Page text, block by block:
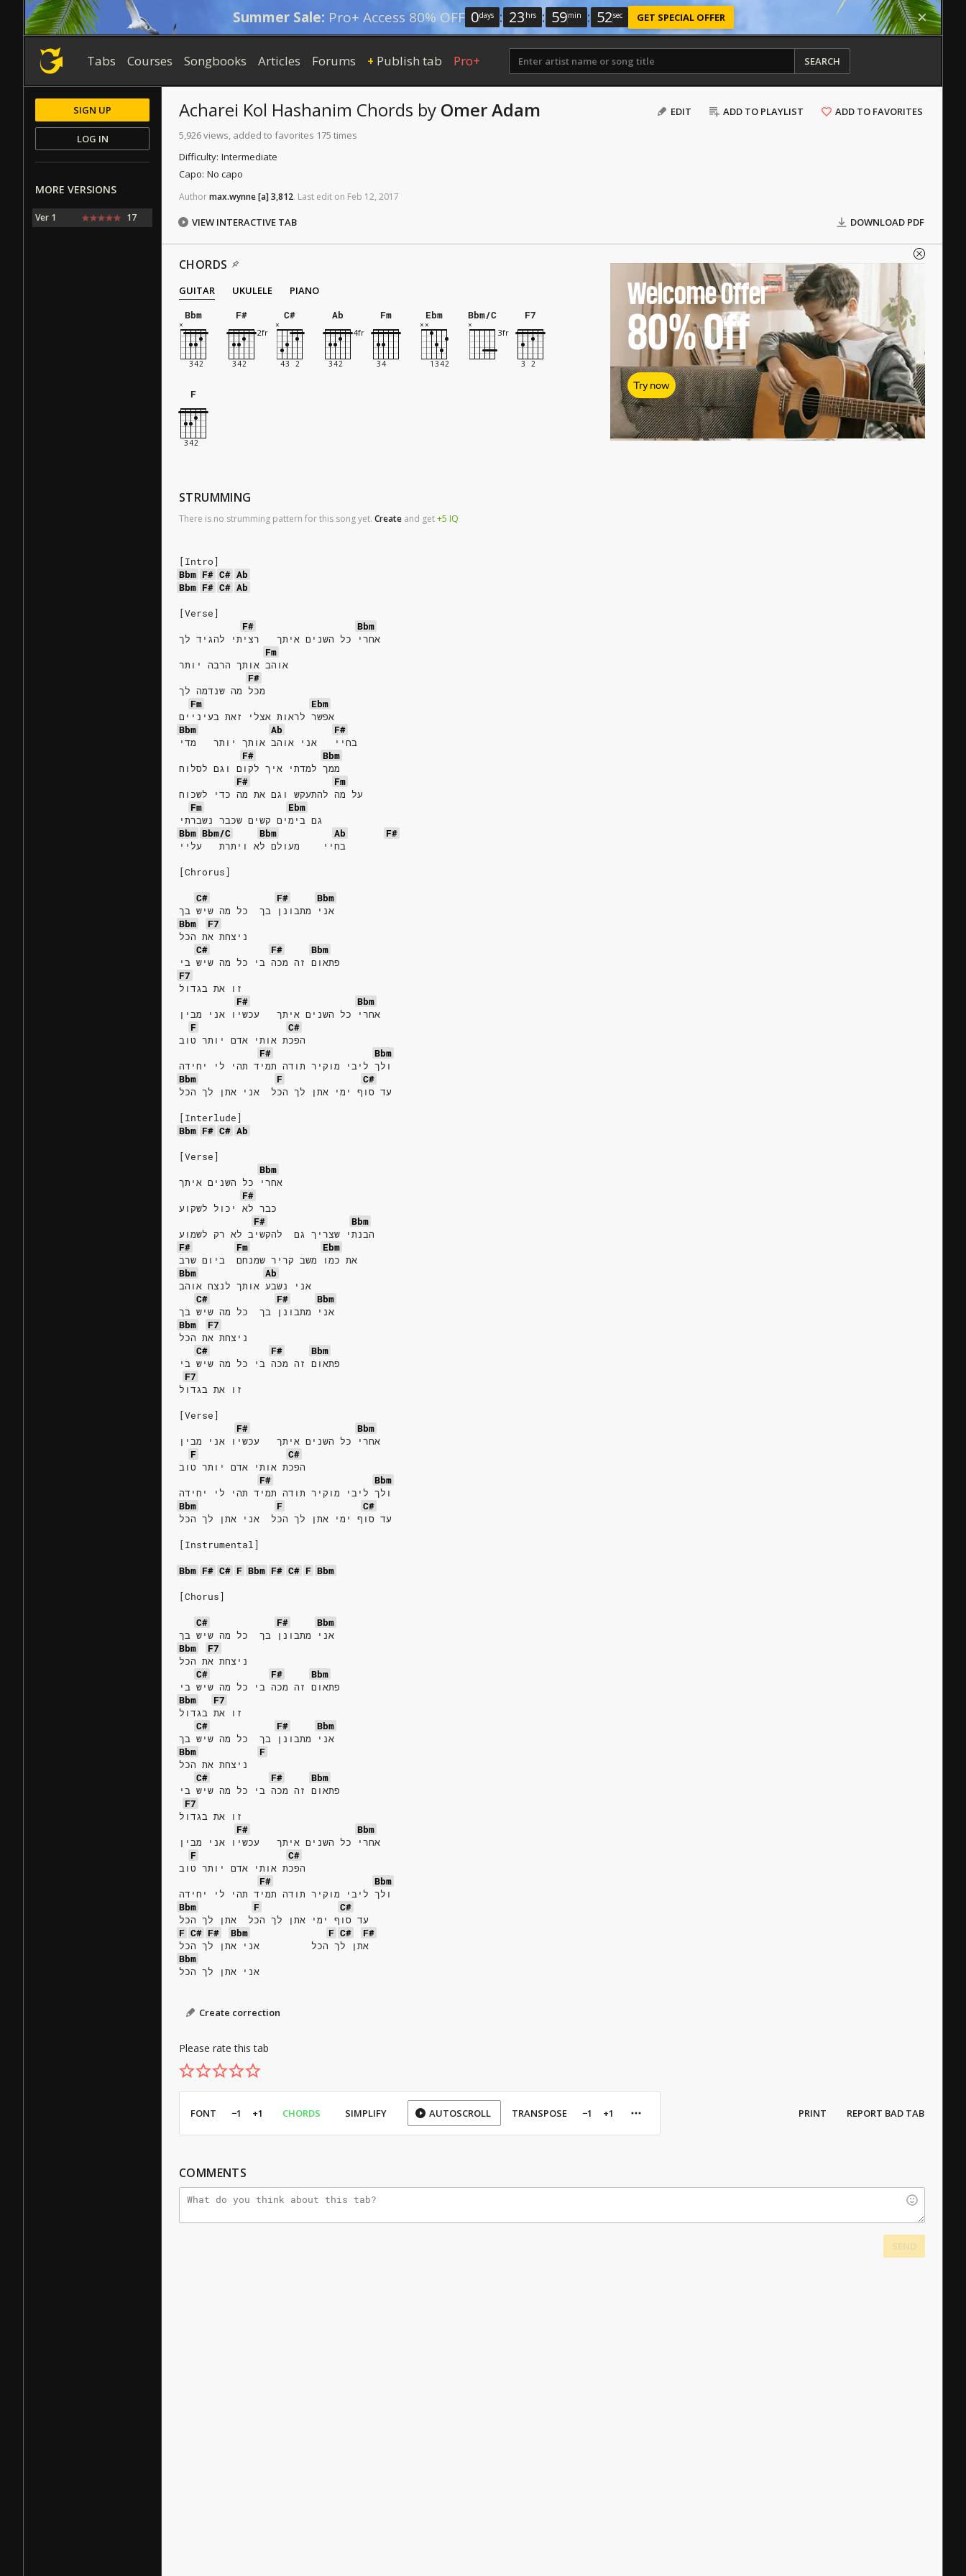
Summer Sale: Pro+ Access 80% OFF 0days : 23 hrs : 59min : 51sec GET SPECIAL OFFER
Tabs Courses Songbooks Articles Forums + Publish tab Pro+ SEARCH
EDIT ADD TO PLAYLIST ADD TO FAVORITES
Acharei Kol Hashanim Chords by Omer Adam
5,926 views, added to favorites 175 times
Difficulty: Intermediate
Capo: No capo
Authormax.wynne[a]3,812. Last edit on Feb 12, 2017
VIEW INTERACTIVE TAB DOWNLOAD PDF
CHORDS
GUITAR UKULELE
PIANO
Bbm
F# C# Ab Fm Ebm Bbm/C F7
F
STRUMMING
There is no strumming pattern for this song yet. Create and get+5 IQ
[Intro]
Bbm F# C# Ab
Bbm F# C# Ab
[Verse]
F#
Bbm
אחרי כל השנים איתך   רציתי להגיד לך
Fm
אוהב אותך הרבה יותר
F#
מכל מה שנדמה לך
Fm
Ebm
אפשר לראות אצלי זאת בעיניים
Bbm
Ab
F#
בחיי   אני אוהב אותך יותר   מדי
F#
Bbm
ממך למדתי איך לקום וגם לסלוח
F#
Fm
על מה להתעקש וגם את מה כדי לשכוח
Fm
Ebm
גם בימים קשים שכבר נשברתי
Bbm Bbm/C Bbm Ab
F#
[Chrorus]
C#
F#
Bbm
אני מתבונן בך  כל מה שיש בך
Bbm
F7
C#
F#
Bbm
פתאום זה מכה בי כל מה שיש בי
F7
זו את בגדול
F#
Bbm
אחרי כל השנים איתך   עכשיו אני מבין
F
C#
הפכת אותי אדם יותר טוב
F#
Bbm
ולך ליבי מוקיר תודה תמיד תהי לי יחידה
Bbm
F
C#
עד סוף ימי אתן לך הכל  אני אתן לך הכל
[Interlude]
Bbm F# C# Ab
[Verse]
Bbm
אחרי כל השנים איתך
F#
כבר לא יכול לשקוע
F#
Bbm
הבנתי שצריך גם  להקשיב לא רק לשמוע
F#
Fm
Ebm
את כמו משב קריר שמנחם  ביום שרב
Bbm
Ab
אני נשבע אותך לנצח אוהב
C#
F#
Bbm
אני מתבונן בך  כל מה שיש בך
Bbm
F7
C#
F#
Bbm
פתאום זה מכה בי כל מה שיש בי
F7
זו את בגדול
[Verse]
F#
Bbm
אחרי כל השנים איתך   עכשיו אני מבין
F
C#
הפכת אותי אדם יותר טוב
F#
Bbm
ולך ליבי מוקיר תודה תמיד תהי לי יחידה
Bbm
F
C#
עד סוף ימי אתן לך הכל  אני אתן לך הכל
[Instrumental]
Bbm F# C# F Bbm F# C# F Bbm
[Chorus]
C#
F#
Bbm
אני מתבונן בך  כל מה שיש בך
Bbm
F7
C#
F#
Bbm
פתאום זה מכה בי כל מה שיש בי
Bbm
F7
C#
F#
Bbm
אני מתבונן בך  כל מה שיש בך
Bbm
F
C#
F#
Bbm
פתאום זה מכה בי כל מה שיש בי
F7
זו את בגדול
F#
Bbm
אחרי כל השנים איתך   עכשיו אני מבין
F
C#
הפכת אותי אדם יותר טוב
F#
Bbm
ולך ליבי מוקיר תודה תמיד תהי לי יחידה
Bbm
F
C#
עד סוף ימי אתן לך הכל  אתן לך הכל
F C# F# Bbm F C#
F#
Bbm
אני אתן לך הכל
Create correction
Please rate this tab
Welcome Offer
80%Off
Try now
FONT −1 +1 CHORDS SIMPLIFY AUTOSCROLL TRANSPOSE −1 +1 PRINT REPORT BAD TAB
COMMENTS
SIGN UP
LOG IN
MORE VERSIONS
Ver 1 17